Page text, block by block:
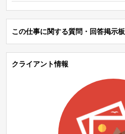
この仕事に関する質問・回答掲示板
クライアント情報